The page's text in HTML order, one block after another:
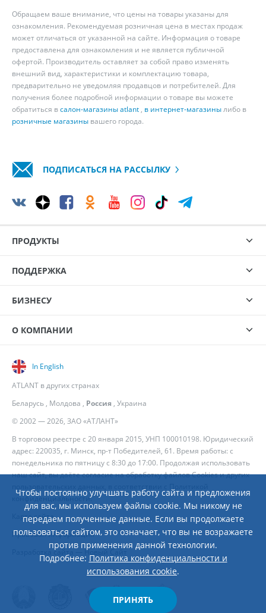
Чтобы постоянно улучшать работу сайта и предложения
для вас, мы используем файлы cookie. Мы никому не
передаем полученные данные. Если вы продолжаете
пользоваться сайтом, это означает, что вы не возражаете
против применения данной технологии.
Подробнее: Политика конфиденциальности и
использования cookie.
ПРИНЯТЬ
Обращаем ваше внимание, что цены на товары указаны для
ознакомления. Рекомендуемая розничная цена в местах продаж
может отличаться от указанной на сайте. Информация о товаре
предоставлена для ознакомления и не является публичной
офертой. Производитель оставляет за собой право изменять
внешний вид, характеристики и комплектацию товара,
предварительно не уведомляя продавцов и потребителей. Для
получения более подробной информации о товаре вы можете
обратиться всалон-магазины atlant , в интернет-магазинылибо в
розничные магазины вашего города.
ПОДПИСАТЬСЯ НА РАССЫЛКУ
ПРОДУКТЫ
ПОДДЕРЖКА
БИЗНЕСУ
О КОМПАНИИ
© 2002 — 2026, ЗАО «АТЛАНТ»
В торговом реестре с 20 января 2015, УНП 100010198. Юридический
адрес: 220035, г. Минск, пр-т Победителей, 61. Время работы: с
понедельника по пятницу с 8:30 до 17:00. Продолжая использовать
наш сайт, вы даёте согласие на обработку файлов Cookies и других
конфиденциальности.
Карта сайта
Правовая информация
Разработка сайта
— Новый Сайт
In English
ATLANT в других странах
Беларусь , Молдова , Россия , Украина